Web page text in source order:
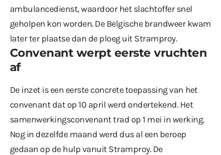
ambulancedienst, waardoor het slachtoffer snel
geholpen kon worden. De Belgische brandweer kwam
later ter plaatse dan de ploeg uit Stramproy.
Convenant werpt eerste vruchten
af
De inzet is een eerste concrete toepassing van het
convenant dat op 10 april werd ondertekend. Het
samenwerkingsconvenant trad op 1 mei in werking.
Nog in dezelfde maand werd dus al een beroep
gedaan op de hulp vanuit Stramproy. De